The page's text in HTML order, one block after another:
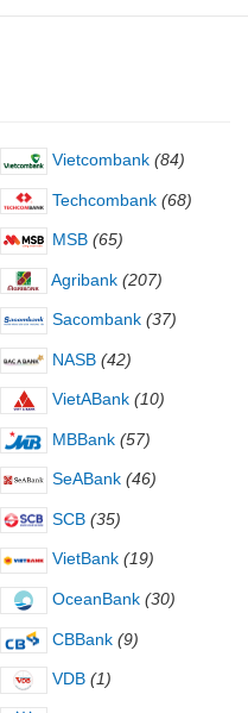
Vietcombank (84)
Techcombank (68)
MSB (65)
Agribank (207)
Sacombank (37)
NASB (42)
VietABank (10)
MBBank (57)
SeABank (46)
SCB (35)
VietBank (19)
OceanBank (30)
CBBank (9)
VDB (1)